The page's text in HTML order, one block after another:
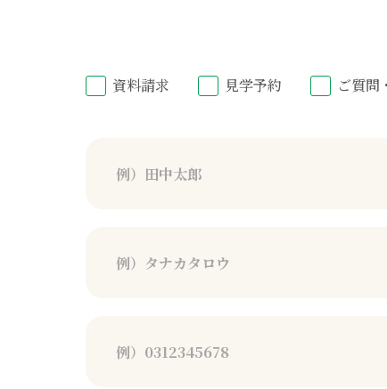
資料請求 見学予約 ご質問